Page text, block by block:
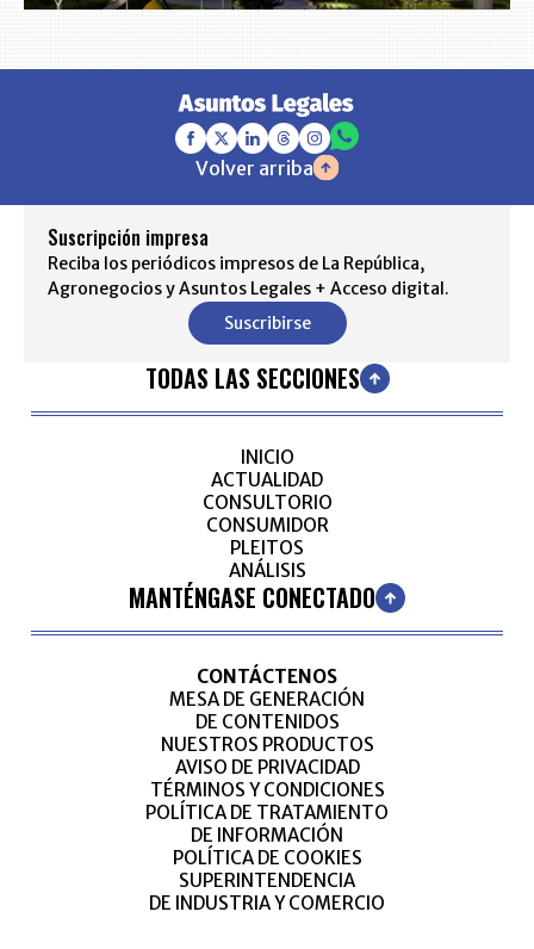
Volver arriba
Suscripción impresa
Reciba los periódicos impresos de La República,
Agronegocios y Asuntos Legales + Acceso digital.
Suscribirse
TODAS LAS SECCIONES
INICIO
ACTUALIDAD
CONSULTORIO
CONSUMIDOR
PLEITOS
ANÁLISIS
MANTÉNGASE CONECTADO
CONTÁCTENOS
MESA DE GENERACIÓN
DE CONTENIDOS
NUESTROS PRODUCTOS
AVISO DE PRIVACIDAD
TÉRMINOS Y CONDICIONES
POLÍTICA DE TRATAMIENTO
DE INFORMACIÓN
POLÍTICA DE COOKIES
SUPERINTENDENCIA
DE INDUSTRIA Y COMERCIO